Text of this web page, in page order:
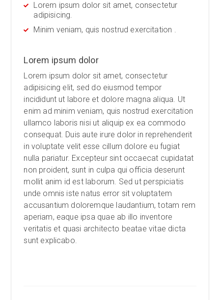
Lorem ipsum dolor sit amet, consectetur
adipisicing.
Minim veniam, quis nostrud exercitation .
Lorem ipsum dolor
Lorem ipsum dolor sit amet, consectetur
adipisicing elit, sed do eiusmod tempor
incididunt ut labore et dolore magna aliqua. Ut
enim ad minim veniam, quis nostrud exercitation
ullamco laboris nisi ut aliquip ex ea commodo
consequat. Duis aute irure dolor in reprehenderit
in voluptate velit esse cillum dolore eu fugiat
nulla pariatur. Excepteur sint occaecat cupidatat
non proident, sunt in culpa qui officia deserunt
mollit anim id est laborum. Sed ut perspiciatis
unde omnis iste natus error sit voluptatem
accusantium doloremque laudantium, totam rem
aperiam, eaque ipsa quae ab illo inventore
veritatis et quasi architecto beatae vitae dicta
sunt explicabo.